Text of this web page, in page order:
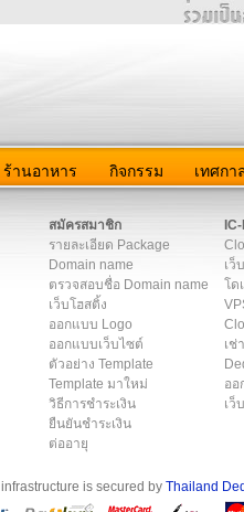
ร้านอาหาร กิจกรรม เทศกา
สมัครสมาชิก
รายละเอียด Package
Domain name
ตรวจสอบชื่อ Domain name
เว็บโฮสติ้ง
ออกแบบ Logo
ออกแบบเว็บไซต์
ตัวอย่าง Template
Template มาใหม่
วิธีการชำระเงิน
ยืนยันชำระเงิน
ต่ออายุ
เว็
โด
เช่
ออ
เว็
is secured by Thailand